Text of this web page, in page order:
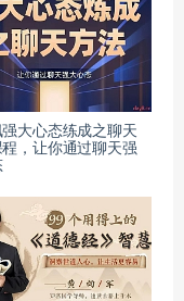
大心态练成之聊天
，让你通过聊天强